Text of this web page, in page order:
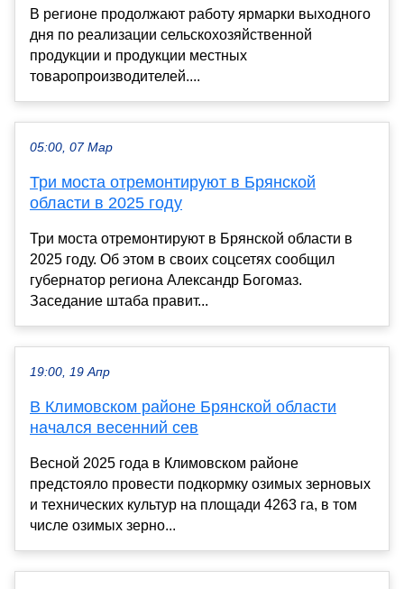
В регионе продолжают работу ярмарки выходного
дня по реализации сельскохозяйственной
продукции и продукции местных
товаропроизводителей....
05:00, 07 Мар
Три моста отремонтируют в Брянской
области в 2025 году
Три моста отремонтируют в Брянской области в
2025 году. Об этом в своих соцсетях сообщил
губернатор региона Александр Богомаз.
Заседание штаба правит...
19:00, 19 Апр
В Климовском районе Брянской области
начался весенний сев
Весной 2025 года в Климовском районе
предстояло провести подкормку озимых зерновых
и технических культур на площади 4263 га, в том
числе озимых зерно...